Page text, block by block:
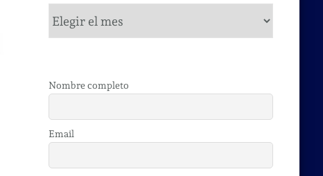
cursos
Nombre completo
Email